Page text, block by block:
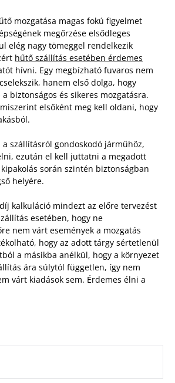
mozgatása magas fokú figyelmet
megőrzése elsődleges
elég nagy tömeggel rendelkezik
hűtő szállítás esetében érdemes
hívni. Egy megbízható fuvaros nem
hanem első dolga, hogy
biztonságos és sikeres mozgatásra.
elsőként meg kell oldani, hogy
szállításról gondoskodó járműhöz,
ezután el kell juttatni a megadott
során szintén biztonságban
helyére.
kalkuláció mindezt az előre tervezést
esetében, hogy ne
nem várt események a mozgatás
hogy az adott tárgy sértetlenül
a másikba anélkül, hogy a környezet
ára súlytól független, így nem
várt kiadások sem. Érdemes élni a